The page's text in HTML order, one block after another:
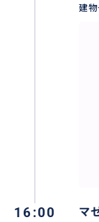
建
16:00 マ